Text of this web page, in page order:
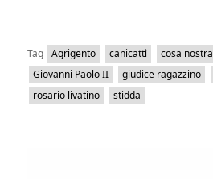
Tag Agrigento canicattì cosa nostra
Giovanni Paolo II
giudice ragazzino
rosario livatino
stidda